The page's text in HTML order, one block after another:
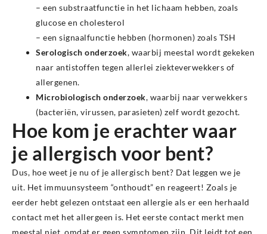
– een substraatfunctie in het lichaam hebben, zoals
glucose en cholesterol
– een signaalfunctie hebben (hormonen) zoals TSH
Serologisch onderzoek, waarbij meestal wordt gekeken
naar antistoffen tegen allerlei ziekteverwekkers of
allergenen.
Microbiologisch onderzoek, waarbij naar verwekkers
(bacteriën, virussen, parasieten) zelf wordt gezocht.
Hoe kom je erachter waar
je allergisch voor bent?
Dus, hoe weet je nu of je allergisch bent? Dat leggen we je
uit. Het immuunsysteem “onthoudt” en reageert! Zoals je
eerder hebt gelezen ontstaat een allergie als er een herhaald
contact met het allergeen is. Het eerste contact merkt men
meestal niet, omdat er geen symptomen zijn. Dit leidt tot een